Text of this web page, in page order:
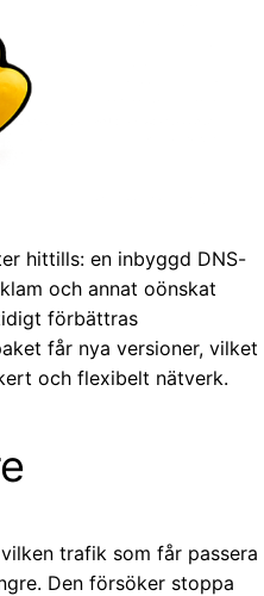
hittills: en inbyggd DNS-
och annat oönskat
förbättras
får nya versioner, vilket
och flexibelt nätverk.
trafik som får passera
Den försöker stoppa